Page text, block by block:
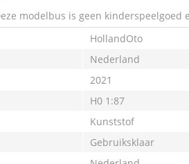
modelbus is geen
HollandOto
Nederland
2021
H0 1:87
Kunststof
Gebruiksklaar